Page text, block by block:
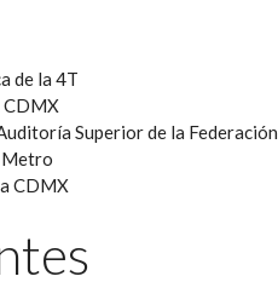
de la 4T
CDMX
Superior de la Federación
Metro
CDMX